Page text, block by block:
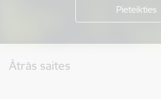
Ātrās saites